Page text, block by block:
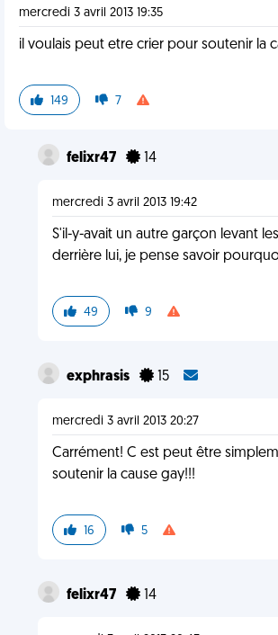
mercredi 3 avril 2013 19:35
il voulais peut etre crier pour soutenir la
149 7
felixr47 14
mercredi 3 avril 2013 19:42
S'il-y-avait un autre garçon levant
derrière lui, je pense savoir
49 9
exphrasis 15
mercredi 3 avril 2013 20:27
Carrément! C est peut être
soutenir la cause gay!!!
16 5
felixr47 14